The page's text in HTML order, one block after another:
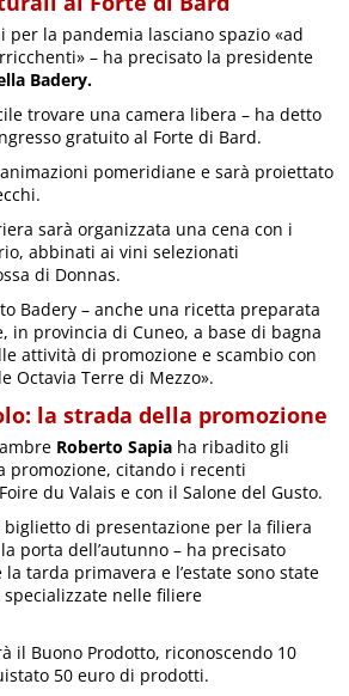
per la pandemia lasciano spazio «ad
– ha precisato la presidente
Badery.
trovare una camera libera – ha detto
gratuito al Forte di Bard.
pomeridiane e sarà proiettato
sarà organizzata una cena con i
abbinati ai vini selezionati
di Donnas.
Badery – anche una ricetta preparata
in provincia di Cuneo, a base di bagna
attività di promozione e scambio con
Octavia Terre di Mezzo».
la strada della promozione
Roberto Sapia ha ribadito gli
promozione, citando i recenti
du Valais e con il Salone del Gusto.
biglietto di presentazione per la filiera
porta dell’autunno – ha precisato
tarda primavera e l’estate sono state
nelle filiere
il Buono Prodotto, riconoscendo 10
50 euro di prodotti.